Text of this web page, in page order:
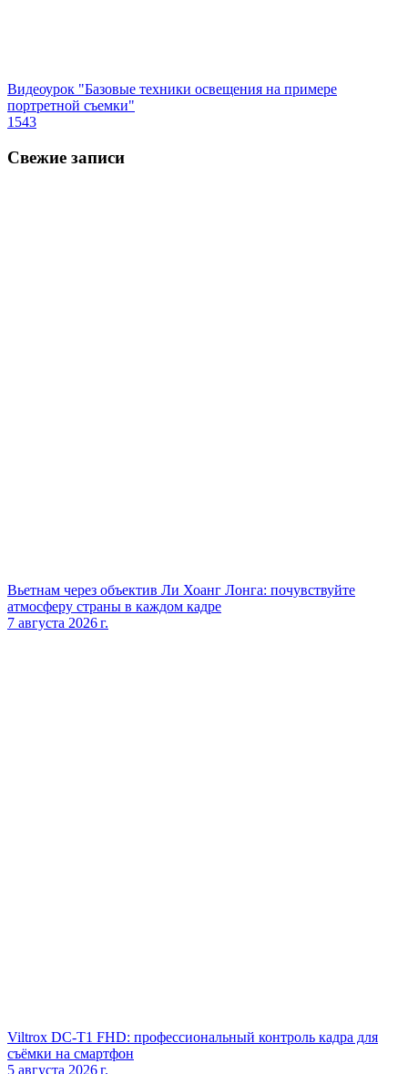
Видеоурок "Базовые техники освещения на примере
портретной съемки"
1543
Свежие записи
Вьетнам через объектив Ли Хоанг Лонга: почувствуйте
атмосферу страны в каждом кадре
7 августа 2026 г.
Viltrox DC‑T1 FHD: профессиональный контроль кадра для
съёмки на смартфон
5 августа 2026 г.